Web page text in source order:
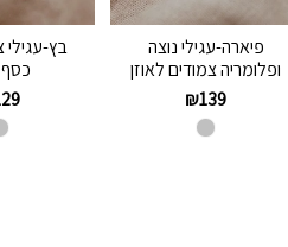
פיארה-עגילי נוצה
ופלומריה צמודים לאוזן
₪139
בץ-עגילי
כסף